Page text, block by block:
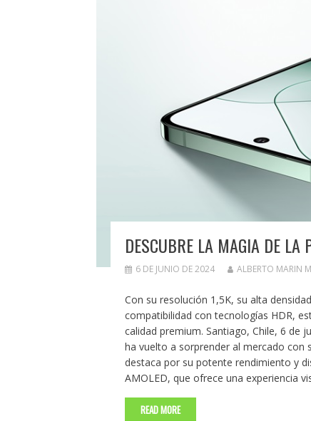
DESCUBRE LA MAGIA DE LA
6 DE JUNIO DE 2024 ALBERTO MARIN
Con su resolución 1,5K, su alta
compatibilidad con tecnologías HDR,
calidad premium. Santiago, Chile, 6 de
ha vuelto a sorprender al mercado con
destaca por su potente rendimiento y
AMOLED, que ofrece una experiencia
READ MORE